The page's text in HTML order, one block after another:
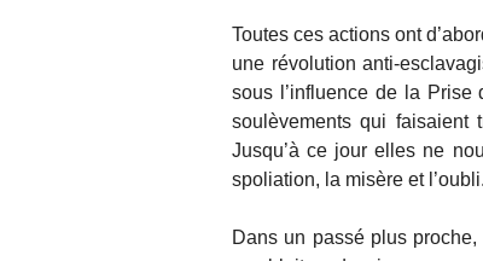
Toutes ces actions ont
une révolution anti-
sous l’influence de la Prise
soulèvements qui faisaient
Jusqu’à ce jour elles ne
spoliation, la misère et l’oubli.
Dans un passé plus